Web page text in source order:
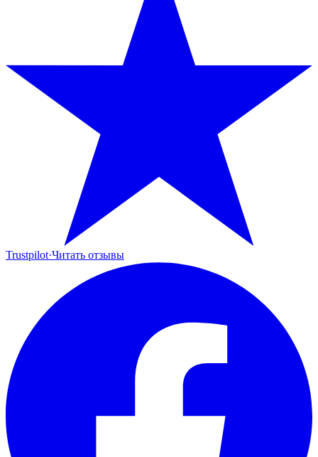
Trustpilot·Читать отзывы